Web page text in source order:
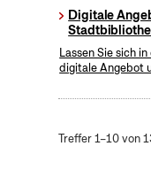
Digitale
Lassen Sie sich
digitale Angebot
Treffer 1–10 von